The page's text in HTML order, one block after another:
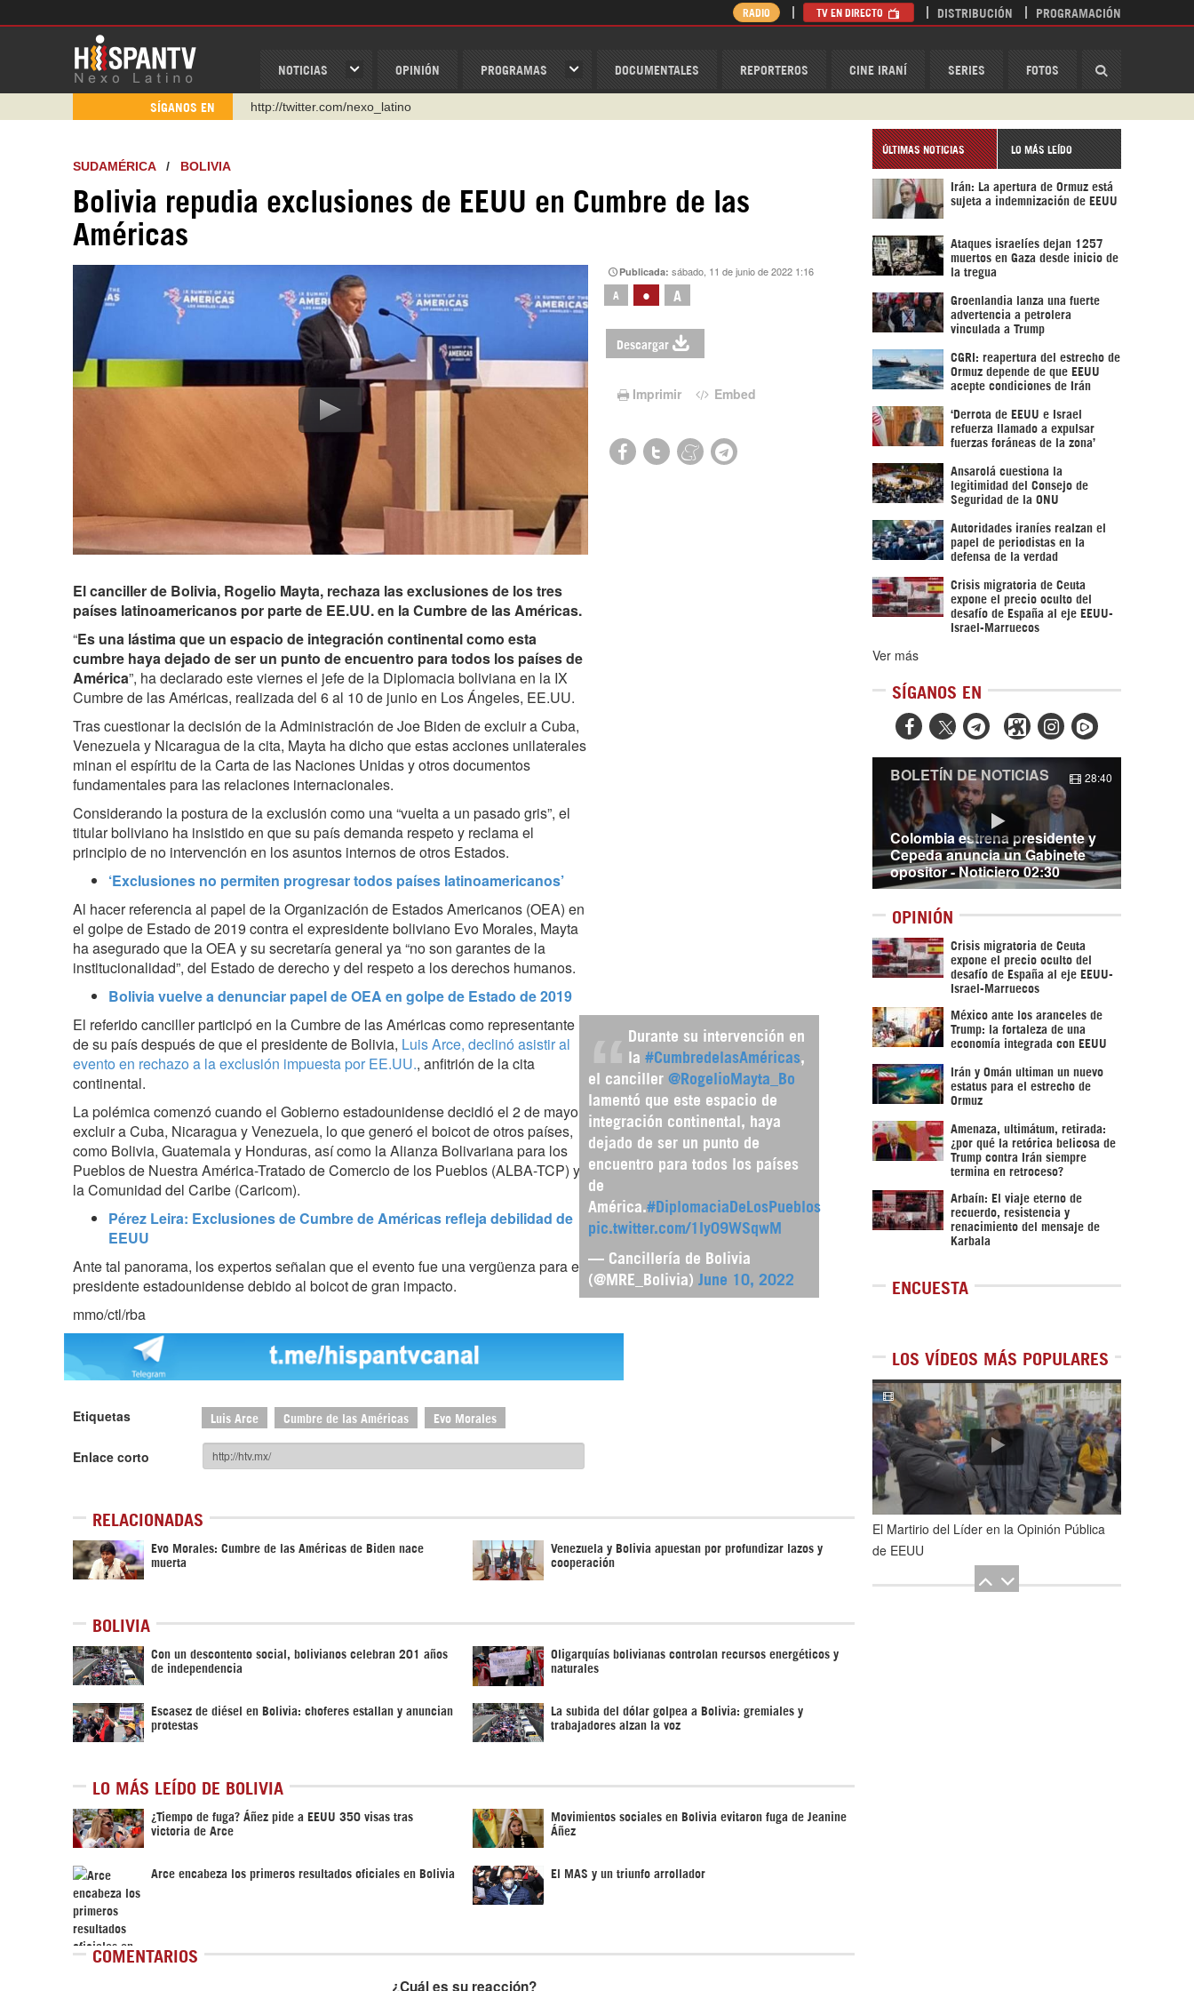
NOTICIAS OPINIÓN PROGRAMAS DOCUMENTALES REPORTEROS CINE IRANÍ SERIES FOTOS
RADIO TV EN DIRECTO DISTRIBUCIÓN PROGRAMACIÓN
SÍGANOS EN
http://twitter.com/nexo_latino
https://t.me/hispantvcanal
Instagram como: hispan_tv
SUDAMÉRICA/ BOLIVIA
Bolivia repudia exclusiones de EEUU en Cumbre de las
Américas
Publicada:sábado, 11 de junio de 2022 1:16
A • A
Descargar
Imprimir Embed
El canciller de Bolivia, Rogelio Mayta, rechaza las exclusiones de los tres
países latinoamericanos por parte de EE.UU. en la Cumbre de las Américas.
“Es una lástima que un espacio de integración continental como esta
cumbre haya dejado de ser un punto de encuentro para todos los países de
América”, ha declarado este viernes el jefe de la Diplomacia boliviana en la IX
Cumbre de las Américas, realizada del 6 al 10 de junio en Los Ángeles, EE.UU.
Tras cuestionar la decisión de la Administración de Joe Biden de excluir a Cuba,
Venezuela y Nicaragua de la cita, Mayta ha dicho que estas acciones unilaterales
minan el espíritu de la Carta de las Naciones Unidas y otros documentos
fundamentales para las relaciones internacionales.
Considerando la postura de la exclusión como una “vuelta a un pasado gris”, el
titular boliviano ha insistido en que su país demanda respeto y reclama el
principio de no intervención en los asuntos internos de otros Estados.
‘Exclusiones no permiten progresar todos países latinoamericanos’
Al hacer referencia al papel de la Organización de Estados Americanos (OEA) en
el golpe de Estado de 2019 contra el expresidente boliviano Evo Morales, Mayta
ha asegurado que la OEA y su secretaría general ya “no son garantes de la
institucionalidad”, del Estado de derecho y del respeto a los derechos humanos.
Bolivia vuelve a denunciar papel de OEA en golpe de Estado de 2019
Durante su intervención en
la #CumbredelasAméricas
el canciller @RogelioMayta_Bo
lamentó que este espacio de
integración continental, haya
dejado de ser un punto de
encuentro para todos los países
de
América. #DiplomaciaDeLosPueblos
pic.twitter.com/1Iy09WSqwM
— Cancillería de Bolivia
(@MRE_Bolivia) June 10, 2022
El referido canciller participó en la Cumbre de las Américas como representante
de su país después de que el presidente de Bolivia, Luis Arce, declinó asistir al
evento en rechazo a la exclusión impuesta por EE.UU., anfitrión de la cita
continental.
La polémica comenzó cuando el Gobierno estadounidense decidió el 2 de mayo
excluir a Cuba, Nicaragua y Venezuela, lo que generó el boicot de otros países,
como Bolivia, Guatemala y Honduras, así como la Alianza Bolivariana para los
Pueblos de Nuestra América-Tratado de Comercio de los Pueblos (ALBA-TCP) y
la Comunidad del Caribe (Caricom).
Pérez Leira: Exclusiones de Cumbre de Américas refleja debilidad de
EEUU
Ante tal panorama, los expertos señalan que el evento fue una vergüenza para el
presidente estadounidense debido al boicot de gran impacto.
mmo/ctl/rba
Etiquetas Luis Arce Cumbre de las Américas Evo Morales
Enlace corto
RELACIONADAS
Evo Morales: Cumbre de las Américas de Biden nace
muerta
Venezuela y Bolivia apuestan por profundizar lazos y
cooperación
BOLIVIA
Con un descontento social, bolivianos celebran 201 años
de independencia
Oligarquías bolivianas controlan recursos energéticos y
naturales
Escasez de diésel en Bolivia: choferes estallan y anuncian
protestas
La subida del dólar golpea a Bolivia: gremiales y
trabajadores alzan la voz
LO MÁS LEÍDO DE BOLIVIA
¿Tiempo de fuga? Áñez pide a EEUU 350 visas tras
victoria de Arce
Movimientos sociales en Bolivia evitaron fuga de Jeanine
Áñez
Arce encabeza los primeros resultados oficiales en Bolivia El MAS y un triunfo arrollador
COMENTARIOS
ÚLTIMAS NOTICIAS LO MÁS LEÍDO
Irán: La apertura de Ormuz está
sujeta a indemnización de EEUU
Ataques israelíes dejan 1257
muertos en Gaza desde inicio de
la tregua
Groenlandia lanza una fuerte
advertencia a petrolera
vinculada a Trump
CGRI: reapertura del estrecho de
Ormuz depende de que EEUU
acepte condiciones de Irán
‘Derrota de EEUU e Israel
refuerza llamado a expulsar
fuerzas foráneas de la zona’
Ansarolá cuestiona la
legitimidad del Consejo de
Seguridad de la ONU
Autoridades iraníes realzan el
papel de periodistas en la
defensa de la verdad
Crisis migratoria de Ceuta
expone el precio oculto del
desafío de España al eje EEUU-
Israel-Marruecos
Ver más
SÍGANOS EN
  
Colombia estrena presidente y
Cepeda anuncia un Gabinete
opositor - Noticiero 02:30
BOLETÍN DE NOTICIAS 28:40
OPINIÓN
Crisis migratoria de Ceuta
expone el precio oculto del
desafío de España al eje EEUU-
Israel-Marruecos
México ante los aranceles de
Trump: la fortaleza de una
economía integrada con EEUU
Irán y Omán ultiman un nuevo
estatus para el estrecho de
Ormuz
Amenaza, ultimátum, retirada:
¿por qué la retórica belicosa de
Trump contra Irán siempre
termina en retroceso?
Arbaín: El viaje eterno de
recuerdo, resistencia y
renacimiento del mensaje de
Karbala
ENCUESTA
LOS VÍDEOS MÁS POPULARES
1de5
El Martirio del Líder en la Opinión Pública
de EEUU